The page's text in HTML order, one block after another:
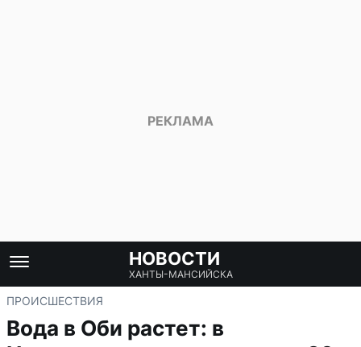
НОВОСТИ
ХАНТЫ-МАНСИЙСКА
ПРОИСШЕСТВИЯ
Вода в Оби растет: в